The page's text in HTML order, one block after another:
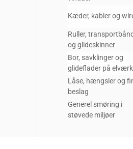
Kæder, kabler og
Ruller, transportbånd
og glideskinner
Bor, savklinger og
glideflader på
Låse, hængsler og
beslag
Generel smøring i
støvede miljøer